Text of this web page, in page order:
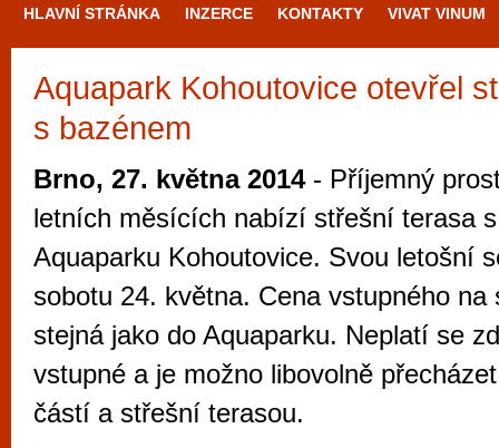
HLAVNÍ STRÁNKA INZERCE KONTAKTY VIVAT VINUM
Aquapark Kohoutovice otevřel
s bazénem
Brno, 27. května 2014- Příjemný
letních měsících nabízí střešní terasa
Aquaparku Kohoutovice. Svou letošní
sobotu 24. května. Cena vstupného na
stejná jako do Aquaparku. Neplatí se
vstupné a je možno libovolně
částí a střešní terasou.
Průvodce
Brno je
zajímavé
restaurace,
Mimo jiné je ale také místem, kde si
vyzkoušet různé kasinové hry. V
metropoli naleznete širokou nabídku her
po moderní automaty jak pro pravidelné
příležitostné hráče. V...